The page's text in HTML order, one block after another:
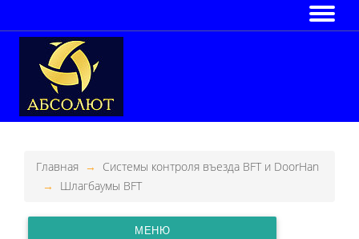
Главная
Системы контроля въезда BFT и DoorHan
Шлагбаумы BFT
МЕНЮ